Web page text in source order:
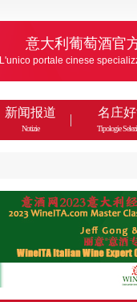
意大利葡萄酒官
L'unico portale cinese
新闻报道
Notizie
名庄
Tipologie